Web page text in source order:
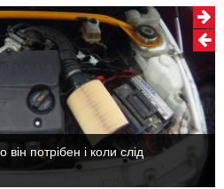
потрібен і коли слід